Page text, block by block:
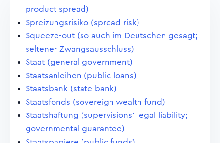
product spread)
Spreizungsrisiko (spread risk)
Squeeze-out (so auch im Deutschen gesagt;
seltener Zwangsausschluss)
Staat (general government)
Staatsanleihen (public loans)
Staatsbank (state bank)
Staatsfonds (sovereign wealth fund)
Staatshaftung (supervisions' legal liability;
governmental guarantee)